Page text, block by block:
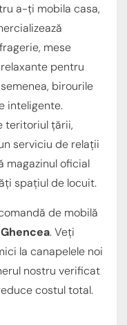
a-ți mobila casa,
mese
pentru
birourile
inteligente.
teritoriul țării,
serviciu de relații
magazinul oficial
spațiul de locuit.
de mobilă
. Veți
la canapelele noi
nostru verificat
costul total.